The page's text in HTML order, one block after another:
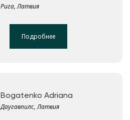
Рига, Латвия
Подробнее
Bogatenko Adriana
Даугавпилс, Латвия